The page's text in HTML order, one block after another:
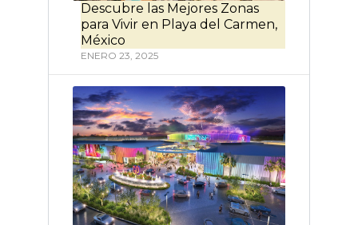
Descubre las Mejores Zonas
para Vivir en Playa del Carmen,
México
ENERO 23, 2025